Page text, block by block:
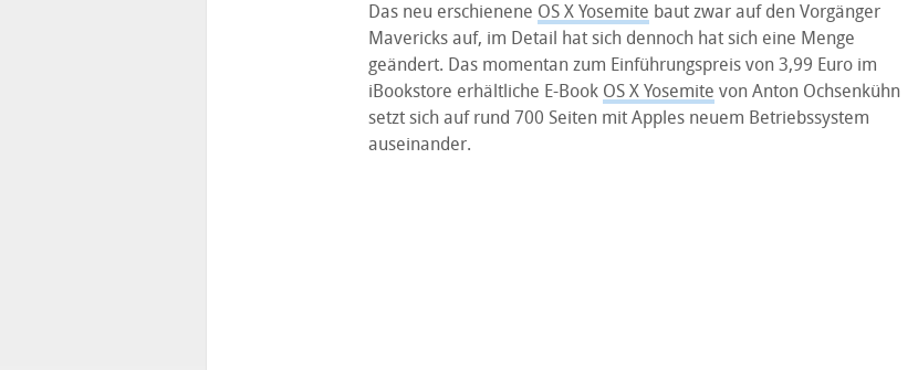
Das neu erschienene OS X Yosemite baut zwar auf den Vorgänger
Mavericks auf, im Detail hat sich dennoch hat sich eine Menge
geändert. Das momentan zum Einführungspreis von 3,99 Euro im
iBookstore erhältliche E-Book OS X Yosemite von Anton Ochsenkühn
setzt sich auf rund 700 Seiten mit Apples neuem Betriebssystem
auseinander.